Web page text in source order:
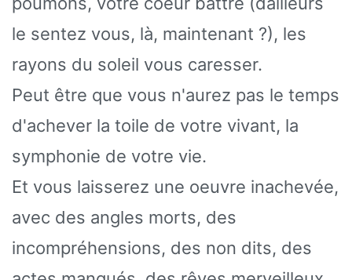
le sentez vous, là, maintenant ?), les
rayons du soleil vous caresser.
Peut être que vous n'aurez pas le temps
d'achever la toile de votre vivant, la
symphonie de votre vie.
Et vous laisserez une oeuvre inachevée,
avec des angles morts, des
incompréhensions, des non dits, des